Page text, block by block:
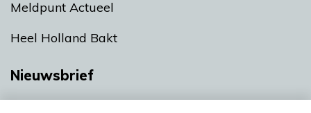
Meldpunt Actueel
Heel Holland Bakt
Nieuwsbrief